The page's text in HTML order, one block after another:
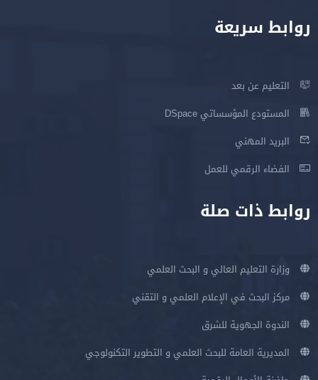
روابط سريعة
التعليم عن بعد
المستودع المؤسساتي DSpace
البريد المهني
الفضاء الرقمي للعمل
روابط ذات صلة
وزارة التعليم العالي و البحث العلمي
مركز البحث في الإعلام العلمي و التقني
الندوة الجهوية للشرق
المديرية العامة للبحث العلمي و التطوير التكنولوجي